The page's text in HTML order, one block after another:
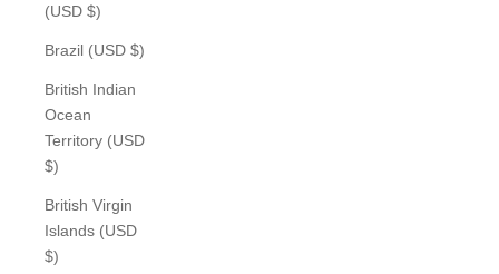
(USD $)
Brazil (USD $)
British Indian
Ocean
Territory (USD
$)
British Virgin
Islands (USD
$)